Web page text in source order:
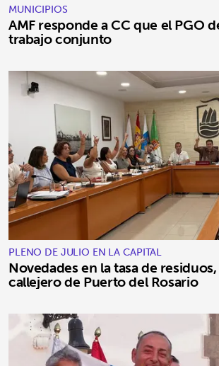
MUNICIPIOS
AMF responde a CC que el PGO
trabajo conjunto
PLENO DE JULIO EN LA CAPITAL
Novedades en la tasa de
callejero de Puerto del Rosario